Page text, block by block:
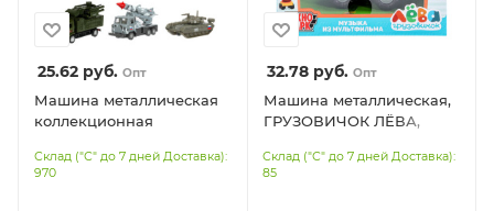
25.62 руб. Опт
Машина металлическая
коллекционная
ассорти, длина 12-15 см,
Склад ("С" до 7 дней Доставка):
970
32.78руб. Опт
Машина металлическая,
ГРУЗОВИЧОК ЛЁВА,
звук, ТЕХНОПАРК, LEVA-
Склад ("С" до 7 дней Доставка):
85